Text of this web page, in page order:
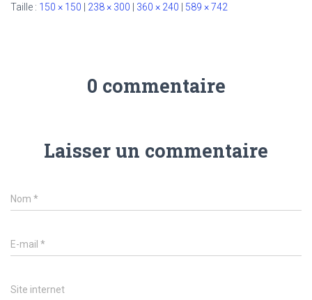
Taille : 150 × 150 | 238 × 300 | 360 × 240 | 589 × 742
0 commentaire
Laisser un commentaire
Nom *
E-mail *
Site internet